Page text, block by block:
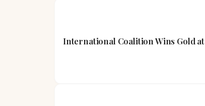
International Coalition Wins Gold